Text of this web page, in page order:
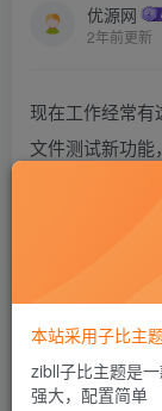
优源网
2年前更新
现在工作经常
文件测试新功能
git），所以写
他能先备份好
软件界面张这样
把目录托到这
BackUp文件夹下
本站采用子比主
zibll子比主题是
强大，配置简单